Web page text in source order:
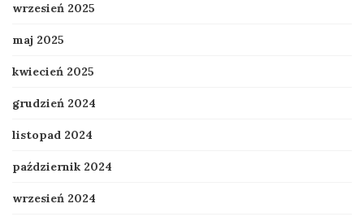
wrzesień 2025
maj 2025
kwiecień 2025
grudzień 2024
listopad 2024
październik 2024
wrzesień 2024